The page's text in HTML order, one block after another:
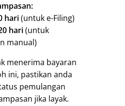
hari(untuk e-Filing)
hari(untuk
manual)
menerima bayaran
ini, pastikan anda
pemulangan
jika layak.